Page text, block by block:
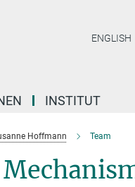
ENGLISH
INSTITUT
Hoffmann Team